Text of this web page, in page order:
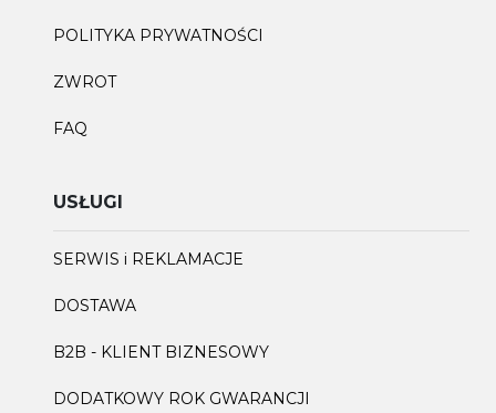
POLITYKA PRYWATNOŚCI
ZWROT
FAQ
USŁUGI
SERWIS i REKLAMACJE
DOSTAWA
B2B - KLIENT BIZNESOWY
DODATKOWY ROK GWARANCJI